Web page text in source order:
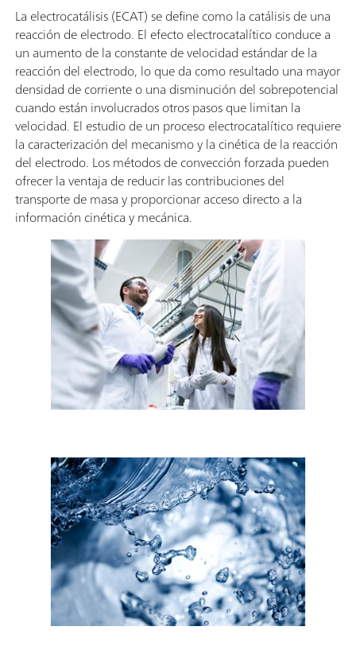
La electrocatálisis (ECAT) se define como la catálisis de una
reacción de electrodo. El efecto electrocatalítico conduce a
un aumento de la constante de velocidad estándar de la
reacción del electrodo, lo que da como resultado una mayor
densidad de corriente o una disminución del sobrepotencial
cuando están involucrados otros pasos que limitan la
velocidad. El estudio de un proceso electrocatalítico requiere
la caracterización del mecanismo y la cinética de la reacción
del electrodo. Los métodos de convección forzada pueden
ofrecer la ventaja de reducir las contribuciones del
transporte de masa y proporcionar acceso directo a la
información cinética y mecánica.